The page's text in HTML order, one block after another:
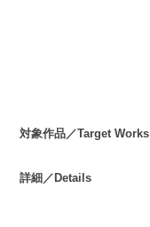
対象作品／Target Works
詳細／Details